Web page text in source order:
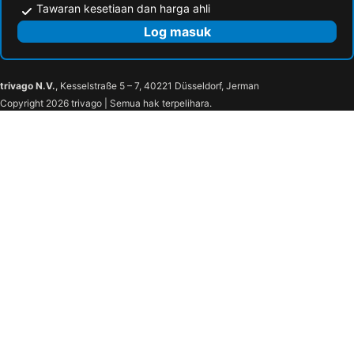
Tawaran kesetiaan dan harga ahli
Log masuk
trivago N.V., Kesselstraße 5 – 7, 40221 Düsseldorf, Jerman
Copyright 2026 trivago | Semua hak terpelihara.